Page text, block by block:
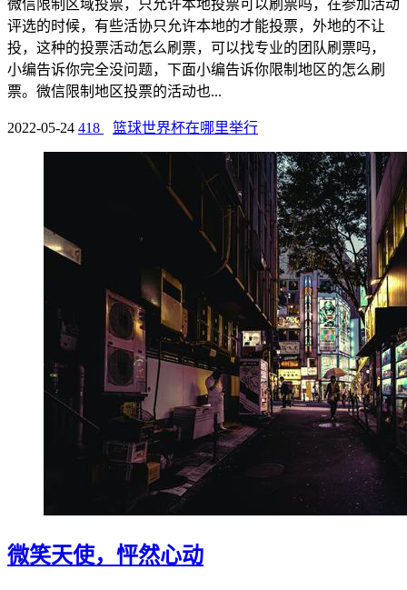
微信限制区域投票，只允许本地投票可以刷票吗，在参加活动
评选的时候，有些活协只允许本地的才能投票，外地的不让
投，这种的投票活动怎么刷票，可以找专业的团队刷票吗，
小编告诉你完全没问题，下面小编告诉你限制地区的怎么刷
票。微信限制地区投票的活动也...
2022-05-24 418 篮球世界杯在哪里举行
微笑天使，怦然心动